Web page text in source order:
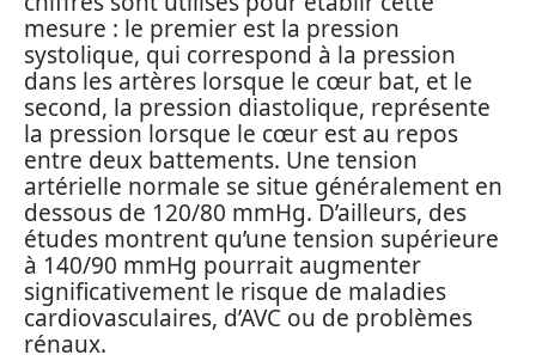
mesure : le premier est la pression
systolique, qui correspond à la pression
dans les artères lorsque le cœur bat, et le
second, la pression diastolique, représente
la pression lorsque le cœur est au repos
entre deux battements. Une tension
artérielle normale se situe généralement en
dessous de 120/80 mmHg. D’ailleurs, des
études montrent qu’une tension supérieure
à 140/90 mmHg pourrait augmenter
significativement le risque de maladies
cardiovasculaires, d’AVC ou de problèmes
rénaux.